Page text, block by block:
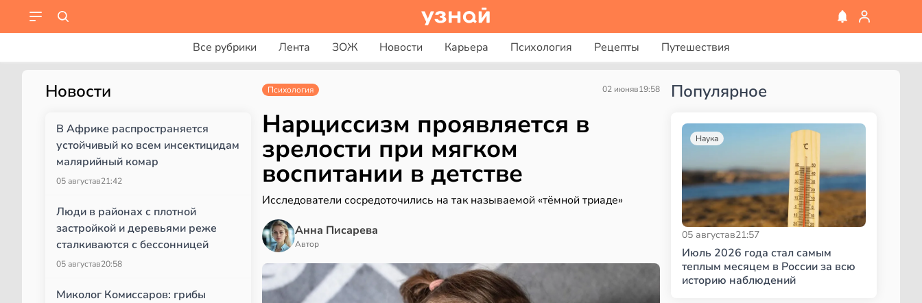
Все рубрики Лента ЗОЖ Новости Карьера Психология Рецепты Путешествия
Новости
В Африке распространяется
устойчивый ко всем инсектицидам
малярийный комар
05 августав21:42
Люди в районах с плотной
застройкой и деревьями реже
сталкиваются с бессонницей
05 августав20:58
Миколог Комиссаров: грибы
Психология 02 июняв19:58
Нарциссизм проявляется в
зрелости при мягком
воспитании в детстве
Исследователи сосредоточились на так называемой «тёмной триаде»
Анна Писарева
Автор
Популярное
Наука
05 августав21:57
Июль 2026 года стал самым
теплым месяцем в России за всю
историю наблюдений